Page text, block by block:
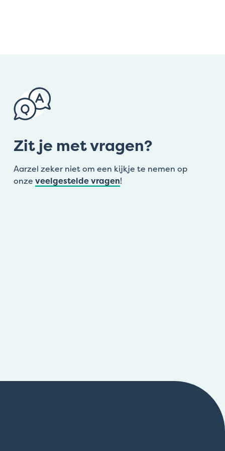
Zit je met vragen?
Aarzel zeker niet om een kijkje te nemen op
onze veelgestelde vragen!